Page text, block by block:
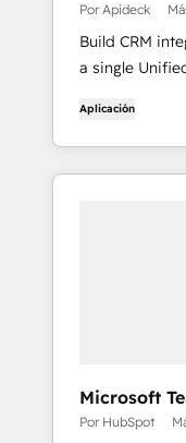
Por Apideck
Build CRM
a single
Aplicación
Microsoft
Por HubSpot